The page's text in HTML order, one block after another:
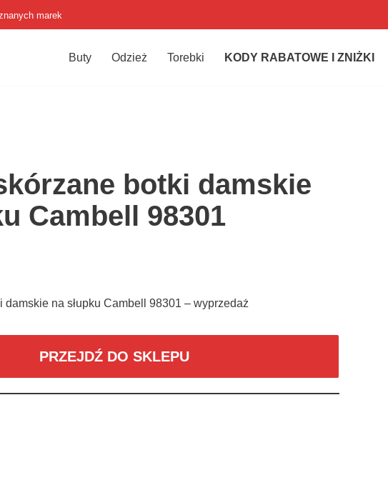
marek
Buty Odzież Torebki KODY RABATOWE I ZNIŻKI
botki damskie
Cambell 98301
damskie na słupku Cambell 98301 – wyprzedaż
PRZEJDŹ DO SKLEPU